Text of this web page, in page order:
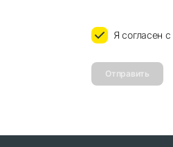
Я согласен с
Отправить